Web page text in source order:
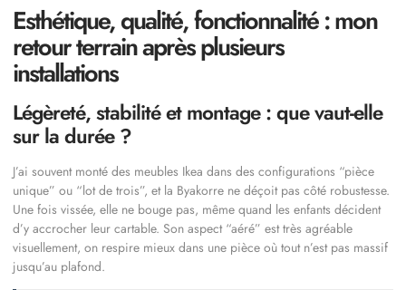
Esthétique, qualité, fonctionnalité : mon
retour terrain après plusieurs
installations
Légèreté, stabilité et montage : que vaut-elle
sur la durée ?
J’ai souvent monté des meubles Ikea dans des configurations “pièce
unique” ou “lot de trois”, et la Byakorre ne déçoit pas côté robustesse.
Une fois vissée, elle ne bouge pas, même quand les enfants décident
d’y accrocher leur cartable. Son aspect “aéré” est très agréable
visuellement, on respire mieux dans une pièce où tout n’est pas massif
jusqu’au plafond.